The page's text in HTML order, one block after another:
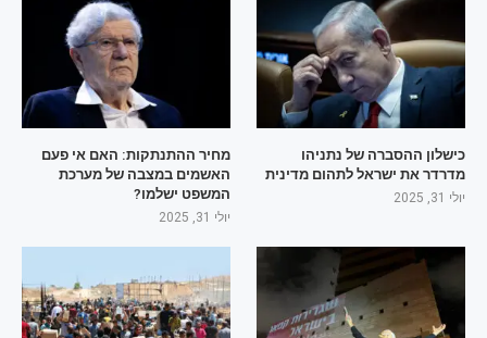
כישלון ההסברה של נתניהו
מדרדר את ישראל לתהום מדינית
יולי 31, 2025
מחיר ההתנתקות: האם אי פעם
האשמים במצבה של מערכת
המשפט ישלמו?
יולי 31, 2025